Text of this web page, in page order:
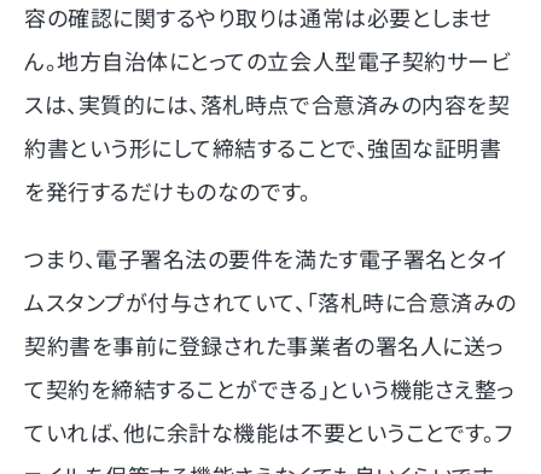
容の確認に関するやり取りは通常は必要としませ
ん。地方自治体にとっての立会人型電子契約サービ
スは、実質的には、落札時点で合意済みの内容を契
約書という形にして締結することで、強固な証明書
を発行するだけものなのです。
つまり、電子署名法の要件を満たす電子署名とタイ
ムスタンプが付与されていて、「落札時に合意済みの
契約書を事前に登録された事業者の署名人に送っ
て契約を締結することができる」という機能さえ整っ
ていれば、他に余計な機能は不要ということです。フ